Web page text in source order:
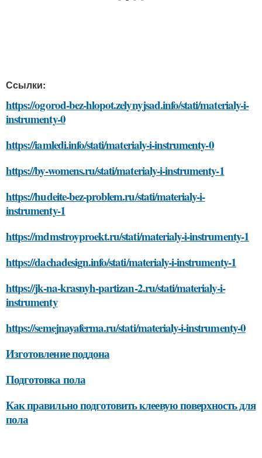
Ссылки:
https://ogorod-bez-hlopot.zelynyjsad.info/stati/materialy-i-
instrumenty-0
https://iamledi.info/stati/materialy-i-instrumenty-0
https://by-womens.ru/stati/materialy-i-instrumenty-1
https://hudeite-bez-problem.ru/stati/materialy-i-
instrumenty-1
https://mdmstroyproekt.ru/stati/materialy-i-instrumenty-1
https://dachadesign.info/stati/materialy-i-instrumenty-1
https://jk-na-krasnyh-partizan-2.ru/stati/materialy-i-
instrumenty
https://semejnayaferma.ru/stati/materialy-i-instrumenty-0
Изготовление поддона
Подготовка пола
Как правильно подготовить клеевую поверхность для
пола